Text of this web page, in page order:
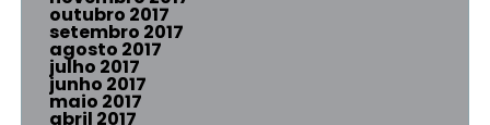
outubro 2017
setembro 2017
agosto 2017
julho 2017
junho 2017
maio 2017
abril 2017